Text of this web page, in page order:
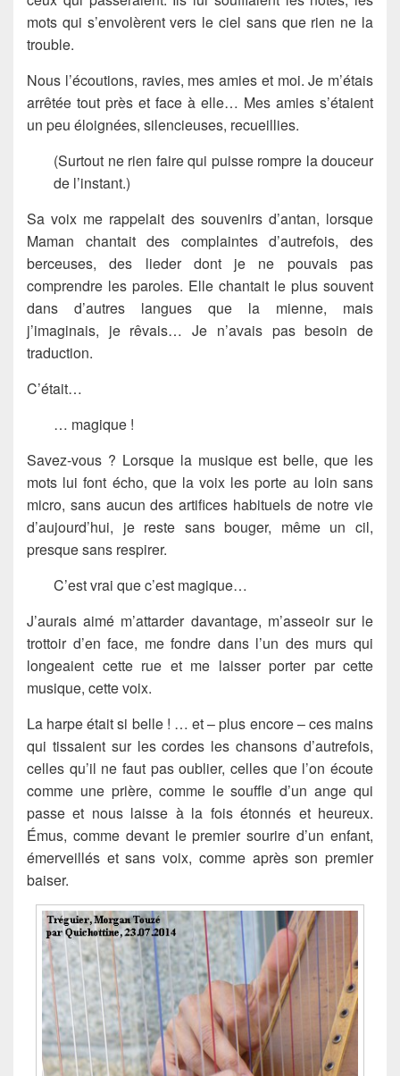
mots qui s’envolèrent vers le ciel sans que rien ne la
trouble.
Nous l’écoutions, ravies, mes amies et moi. Je m’étais
arrêtée tout près et face à elle… Mes amies s’étaient
un peu éloignées, silencieuses, recueillies.
(Surtout ne rien faire qui puisse rompre la douceur
de l’instant.)
Sa voix me rappelait des souvenirs d’antan, lorsque
Maman chantait des complaintes d’autrefois, des
berceuses, des lieder dont je ne pouvais pas
comprendre les paroles. Elle chantait le plus souvent
dans d’autres langues que la mienne, mais
j’imaginais, je rêvais… Je n’avais pas besoin de
traduction.
C’était…
… magique !
Savez-vous ? Lorsque la musique est belle, que les
mots lui font écho, que la voix les porte au loin sans
micro, sans aucun des artifices habituels de notre vie
d’aujourd’hui, je reste sans bouger, même un cil,
presque sans respirer.
C’est vrai que c’est magique…
J’aurais aimé m’attarder davantage, m’asseoir sur le
trottoir d’en face, me fondre dans l’un des murs qui
longeaient cette rue et me laisser porter par cette
musique, cette voix.
La harpe était si belle ! … et – plus encore – ces mains
qui tissaient sur les cordes les chansons d’autrefois,
celles qu’il ne faut pas oublier, celles que l’on écoute
comme une prière, comme le souffle d’un ange qui
passe et nous laisse à la fois étonnés et heureux.
Émus, comme devant le premier sourire d’un enfant,
émerveillés et sans voix, comme après son premier
baiser.